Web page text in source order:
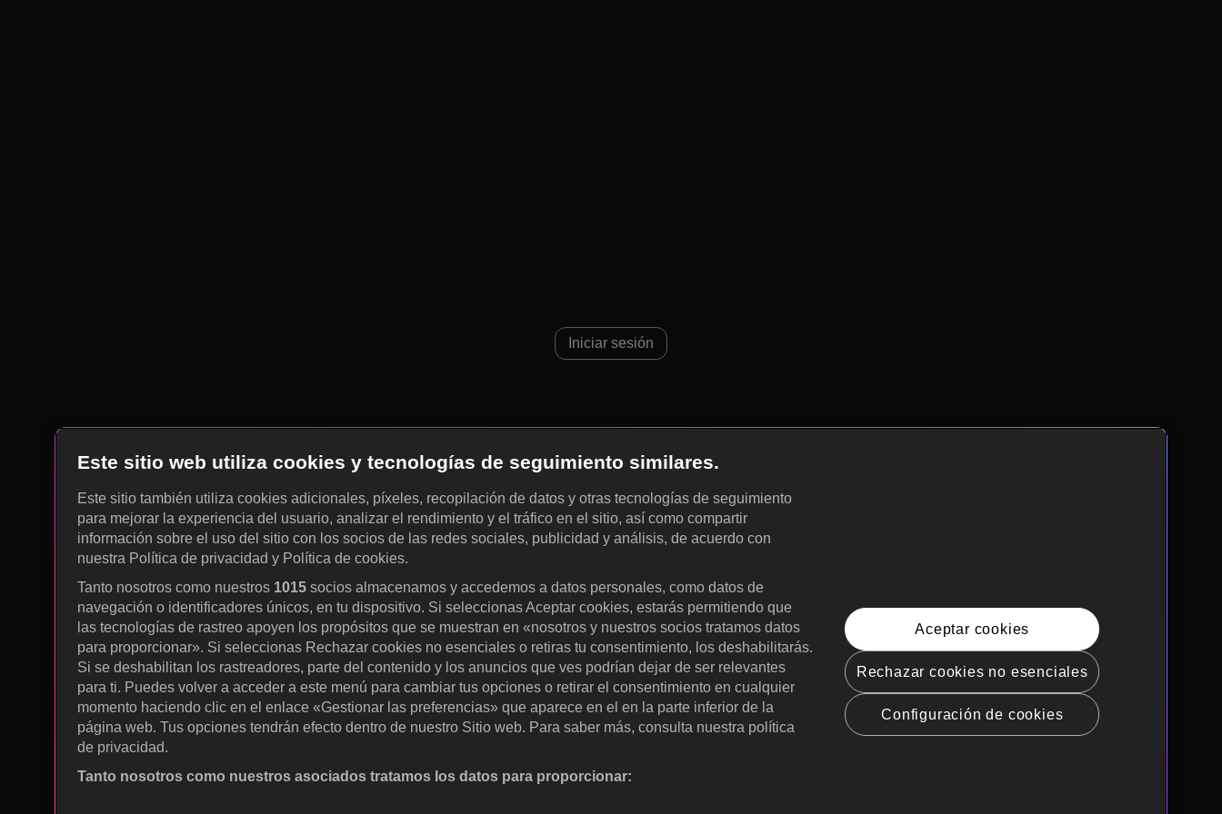
Iniciar sesión
Este sitio web utiliza cookies y tecnologías de seguimiento similares.
Este sitio también utiliza cookies adicionales, píxeles, recopilación de datos y otras tecnologías de seguimiento
para mejorar la experiencia del usuario, analizar el rendimiento y el tráfico en el sitio, así como compartir
información sobre el uso del sitio con los socios de las redes sociales, publicidad y análisis, de acuerdo con
nuestra Política de privacidad y Política de cookies.
Tanto nosotros como nuestros 1015 socios almacenamos y accedemos a datos personales, como datos de
navegación o identificadores únicos, en tu dispositivo. Si seleccionas Aceptar cookies, estarás permitiendo que
las tecnologías de rastreo apoyen los propósitos que se muestran en «nosotros y nuestros socios tratamos datos
para proporcionar». Si seleccionas Rechazar cookies no esenciales o retiras tu consentimiento, los deshabilitarás.
Si se deshabilitan los rastreadores, parte del contenido y los anuncios que ves podrían dejar de ser relevantes
para ti. Puedes volver a acceder a este menú para cambiar tus opciones o retirar el consentimiento en cualquier
momento haciendo clic en el enlace «Gestionar las preferencias» que aparece en el en la parte inferior de la
página web. Tus opciones tendrán efecto dentro de nuestro Sitio web. Para saber más, consulta nuestra política
de privacidad.
Tanto nosotros como nuestros asociados tratamos los datos para proporcionar:
Aceptar cookies
Rechazar cookies no esenciales
Configuración de cookies